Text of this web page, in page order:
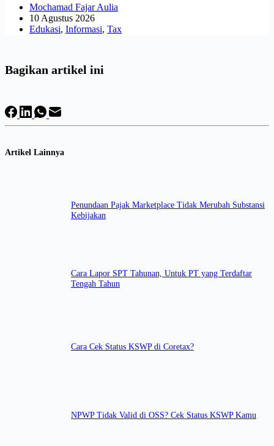
Mochamad Fajar Aulia
10 Agustus 2026
Edukasi, Informasi, Tax
Bagikan artikel ini
Artikel Lainnya
Penundaan Pajak Marketplace Tidak Merubah Substansi
Kebijakan
Cara Lapor SPT Tahunan, Untuk PT yang Terdaftar
Tengah Tahun
Cara Cek Status KSWP di Coretax?
NPWP Tidak Valid di OSS? Cek Status KSWP Kamu